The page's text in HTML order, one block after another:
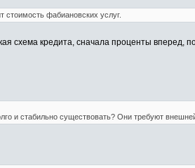
стоимость фабиановских услуг.
схема кредита, сначала проценты
и стабильно существовать? Они требуют